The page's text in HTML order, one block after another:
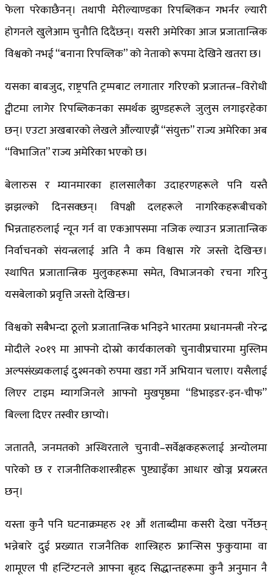
फेला परेकाछैनन्। तथापी मेरील्याण्डका रिपब्लिकन गभर्नर ल्यारी
होगनले खुलेआम चुनौति दिदैंछन्। यसरी अमेरिका आज प्रजातान्त्रिक
विश्वको नभई “बनाना रिपव्लिक” को नेताको रूपमा देखिने खतरा छ।
यसका बाबजुद, राष्ट्रपति ट्रम्पबाट लगातार गरिएको प्रजातन्त्र–विरोधी
ट्वीटमा लागेर रिपब्लिकनका समर्थक झुण्डहरूले जुलुस लगाइरहेका
छन्। एउटा अखबारको लेखले औंल्याएझैं “संयुक्त” राज्य अमेरिका अब
“विभाजित” राज्य अमेरिका भएको छ।
बेलारुस र म्यानमारका हालसालैका उदाहरणहरूले पनि यस्तै
झझल्को दिनसक्छन्। विपक्षी दलहरूले नागरिकहरूबीचको
भिन्नताहरुलाई न्यून गर्न वा एकआपसमा नजिक ल्याउन प्रजातान्त्रिक
निर्वाचनको संयन्त्रलाई अति नै कम विश्वास गरे जस्तो देखिन्छ।
स्थापित प्रजातान्त्रिक मुलुकहरूमा समेत, विभाजनको रचना गरिनु
यसबेलाको प्रवृत्ति जस्तो देखिन्छ।
विश्वको सबैभन्दा ठूलो प्रजातान्त्रिक भनिइने भारतमा प्रधानमन्त्री नरेन्द्र
मोदीले २०१९ मा आफ्नो दोस्रो कार्यकालको चुनावीप्रचारमा मुस्लिम
अल्पसंख्यकलाई दुश्मनको रुपमा खडा गर्ने अभियान चलाए। यसैलाई
लिएर टाइम म्यागजिनले आफ्नो मुखपृष्ठमा “डिभाइडर-इन-चीफ”
बिल्ला दिएर तस्वीर छाप्यो।
जताततै, जनमतको अस्थिरताले चुनावी–सर्वेक्षकहरूलाई अन्योलमा
पारेको छ र राजनीतिकशास्त्रीहरू पुष्ट्याइँका आधार खोज्न प्रयत्नरत
छन्।
यस्ता कुनै पनि घटनाक्रमहरु २१ औं शताब्दीमा कसरी देखा पर्नेछन्
भन्नेबारे दुई प्रख्यात राजनैतिक शास्त्रिहरु फ्रान्सिस फुकुयामा वा
शामूएल पी हन्टिंग्टनले आफ्ना बृहद सिद्धान्तहरूमा कुनै अनुमान नै